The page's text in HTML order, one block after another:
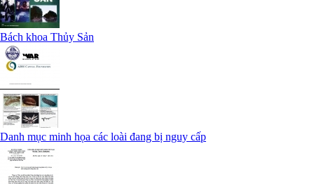
Bách khoa Thủy Sản
Danh mục minh họa các loài đang bị nguy cấp